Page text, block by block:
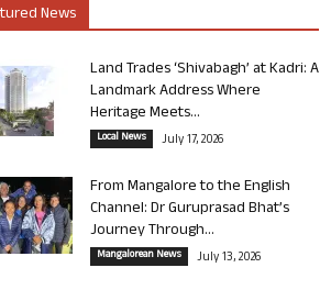
News
Land Trades ‘Shivabagh’ at Kadri: A
Landmark Address Where
Heritage Meets...
Local News July 17, 2026
From Mangalore to the English
Channel: Dr Guruprasad Bhat’s
Journey Through...
Mangalorean News July 13, 2026